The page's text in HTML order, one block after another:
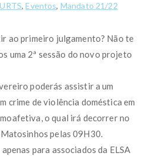
,Eventos, Mandato 21/22
ao primeiro julgamento? Não te
uma 2ª sessão do novo projeto
poderás assistir a um
crime de violência doméstica em
o qual irá decorrer no
pelas 09H30.
para associados da ELSA